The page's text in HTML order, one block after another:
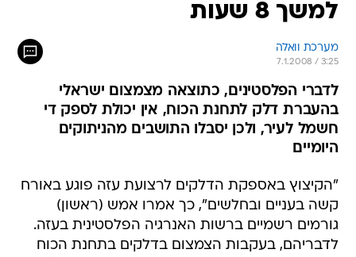
למשך 8 שעות
מערכת וואלה
7.1.2008 / 3:25
לדברי הפלסטינים, כתוצאה מצמצום ישראלי
בהעברת דלק לתחנת הכוח, אין יכולת לספק די
חשמל לעיר, ולכן יסבלו התושבים מהניתוקים
היומיים
"הקיצוץ באספקת הדלקים לרצועת עזה פוגע באורח
קשה בעניים ובחלשים", כך אמרו אמש (ראשון)
גורמים רשמיים ברשות האנרגיה הפלסטינית בעזה.
לדבריהם, בעקבות הצמצום בדלקים בתחנת הכוח